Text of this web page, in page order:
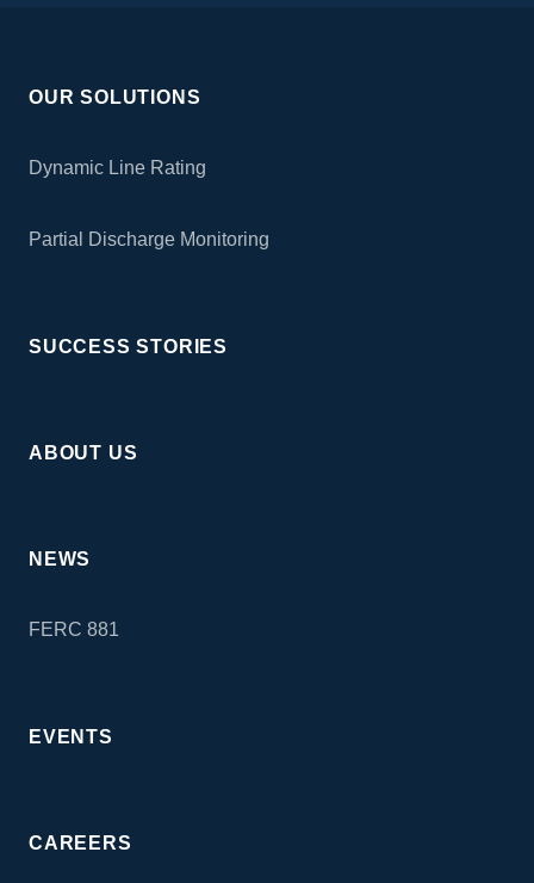
OUR SOLUTIONS
Dynamic Line Rating
Partial Discharge Monitoring
SUCCESS STORIES
ABOUT US
NEWS
FERC 881
EVENTS
CAREERS